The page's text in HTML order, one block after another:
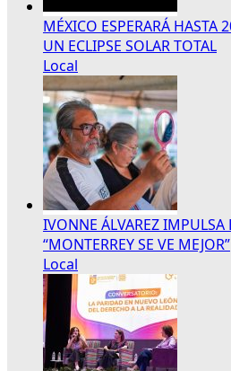
MÉXICO ESPERARÁ HASTA
UN ECLIPSE SOLAR TOTAL
Local
IVONNE ÁLVAREZ IMPULSA
“MONTERREY SE VE MEJOR”
Local